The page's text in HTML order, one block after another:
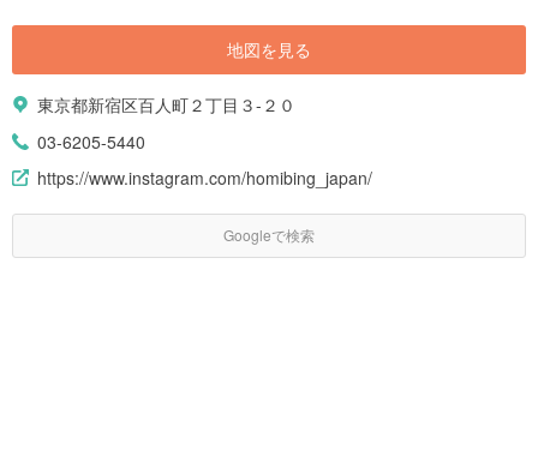
地図を見る
東京都新宿区百人町２丁目３-２０
03-6205-5440
https://www.instagram.com/homibing_japan/
Googleで検索